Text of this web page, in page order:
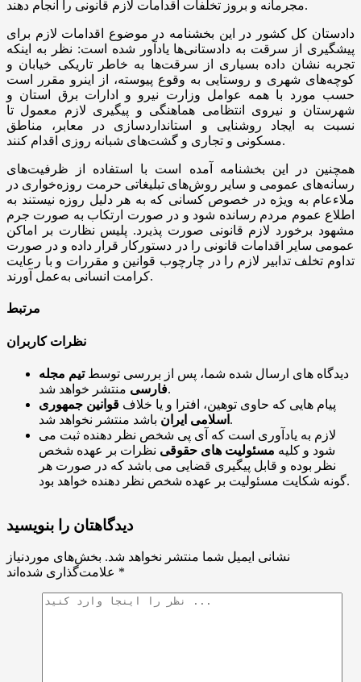
مجرمانه و بروز تخلفات اقدامات لازم قانونی را انجام دهند.
دادستان کل کشور در این بخشنامه در موضوع اقدامات لازم برای
پیشگیری از سرقت به دادستانی‌ها یادآور شده است: نظر به اینکه
تجربه نشان داده بسیاری از سرقت‌ها به خاطر تاریکی خیابان و
کوچه‌های شهری و روستایی به وقوع پیوسته، از اینرو مقرر است
حسب مورد با همه عوامل وزارت نیرو و ادارات برق استان و
شهرستان و نیروی انتظامی هماهنگی و پیگیری لازم معمول تا
نسبت به ایجاد روشنایی و استانداردسازی در معابر، مناطق
مسکونی و تجاری و گشت‌های شبانه روزی اقدام کنند.
همچنین در این بخشنامه آمده است با استفاده از ظرفیت‌های
رسانه‌های عمومی و سایر روش‌های تبلیغاتی حرمت روزه‌خواری در
ملاءعام به ویژه در خصوص کسانی که به هر دلیل روزه نیستند به
اطلاع عموم مردم رسانده شود و در صورت ارتکاب به صورت جرم
مشهود برخورد لازم قانونی صورت پذیرد. پلیس نظارت بر اماکن
عمومی سایر اقدامات قانونی را در دستورکار قرار داده و در صورت
تداوم تخلف تدابیر لازم را در چارچوب قوانین و مقررات و با رعایت
کرامت انسانی به‌عمل آورند.
مرتبط
نظرات کاربران
دیدگاه های ارسال شده شما، پس از بررسی توسطتیم مجله
فارسیمنتشر خواهد شد.
پیام هایی که حاوی توهین، افترا و یا خلاف قوانین جمهوری
اسلامی ایران باشد منتشر نخواهد شد.
لازم به یادآوری است که آی پی شخص نظر دهنده ثبت می
شود و کلیه مسئولیت های حقوقی نظرات بر عهده شخص
نظر بوده و قابل پیگیری قضایی می باشد که در صورت هر
گونه شکایت مسئولیت بر عهده شخص نظر دهنده خواهد بود.
دیدگاهتان را بنویسید
نشانی ایمیل شما منتشر نخواهد شد. بخش‌های موردنیاز
*